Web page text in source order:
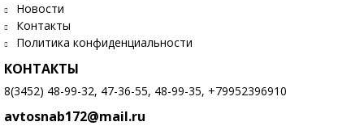
Новости
Контакты
Политика конфиденциальности
КОНТАКТЫ
8(3452) 48-99-32, 47-36-55, 48-99-35, +79952396910
avtosnab172@mail.ru